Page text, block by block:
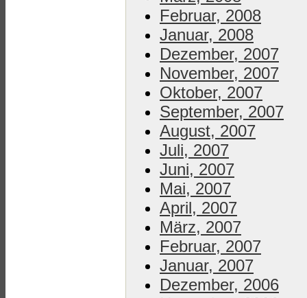
Februar, 2008
Januar, 2008
Dezember, 2007
November, 2007
Oktober, 2007
September, 2007
August, 2007
Juli, 2007
Juni, 2007
Mai, 2007
April, 2007
März, 2007
Februar, 2007
Januar, 2007
Dezember, 2006